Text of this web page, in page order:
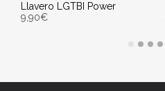
Llavero LGTBI Power
9,90€